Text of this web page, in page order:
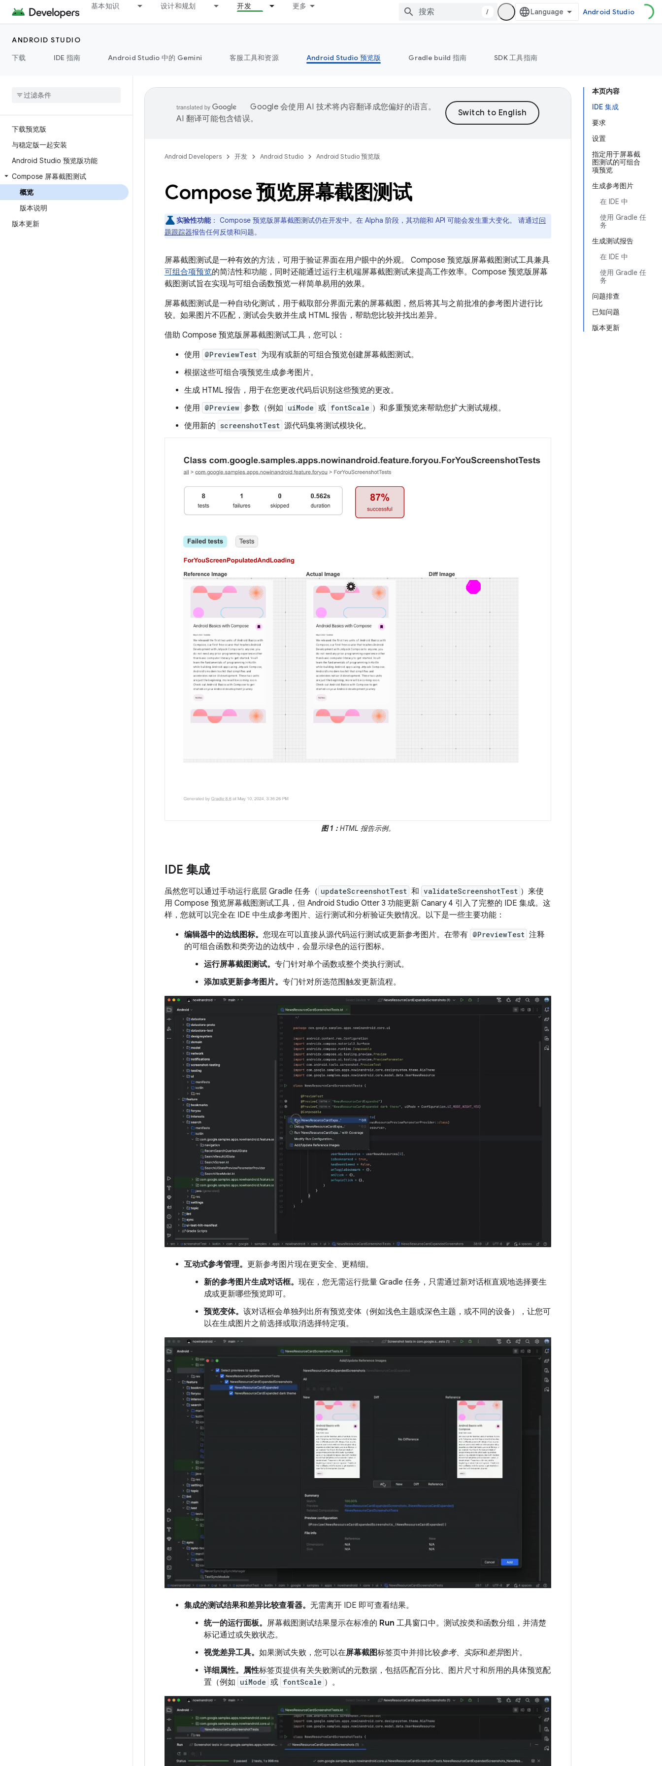
基本知识 设计和规划 开发 更多
/ Android Studio
ANDROID STUDIO
下载
IDE 指南 Android Studio 中的 Gemini 客服工具和资源 Android Studio 预览版 Gradle build 指南 SDK 工具指南
下载预览版
与稳定版一起安装
Android Studio 预览版功能
Compose 屏幕截图测试
概览
版本说明
版本更新
本页内容
IDE 集成
要求
设置
指定用于屏幕截
图测试的可组合
项预览
生成参考图片
在 IDE 中
使用 Gradle 任
务
生成测试报告
在 IDE 中
使用 Gradle 任
务
问题排查
已知问题
版本更新
Google 会使用 AI 技术将内容翻译成您偏好的语言。
AI 翻译可能包含错误。
Android Developers 开发 Android Studio Android Studio 预览版
Compose 预览屏幕截图测试
实验性功能： Compose 预览版屏幕截图测试仍在开发中。在 Alpha 阶段，其功能和 API 可能会发生重大变化。 请通过问
题跟踪器报告任何反馈和问题。
屏幕截图测试是一种有效的方法，可用于验证界面在用户眼中的外观。 Compose 预览版屏幕截图测试工具兼具
可组合项预览的简洁性和功能，同时还能通过运行主机端屏幕截图测试来提高工作效率。Compose 预览版屏幕
截图测试旨在实现与可组合函数预览一样简单易用的效果。
屏幕截图测试是一种自动化测试，用于截取部分界面元素的屏幕截图，然后将其与之前批准的参考图片进行比
较。如果图片不匹配，测试会失败并生成 HTML 报告，帮助您比较并找出差异。
借助 Compose 预览版屏幕截图测试工具，您可以：
使用 @PreviewTest 为现有或新的可组合预览创建屏幕截图测试。
根据这些可组合项预览生成参考图片。
生成 HTML 报告，用于在您更改代码后识别这些预览的更改。
使用 @Preview 参数（例如 uiMode 或 fontScale ）和多重预览来帮助您扩大测试规模。
使用新的 screenshotTest 源代码集将测试模块化。
图 1： HTML 报告示例。
IDE 集成
虽然您可以通过手动运行底层 Gradle 任务（ updateScreenshotTest 和 validateScreenshotTest ）来使
用 Compose 预览屏幕截图测试工具，但 Android Studio Otter 3 功能更新 Canary 4 引入了完整的 IDE 集成。这
样，您就可以完全在 IDE 中生成参考图片、运行测试和分析验证失败情况。以下是一些主要功能：
编辑器中的边线图标。 您现在可以直接从源代码运行测试或更新参考图片。在带有 @PreviewTest 注释
的可组合函数和类旁边的边线中，会显示绿色的运行图标。
运行屏幕截图测试。 专门针对单个函数或整个类执行测试。
添加或更新参考图片。 专门针对所选范围触发更新流程。
互动式参考管理。 更新参考图片现在更安全、更精细。
新的参考图片生成对话框。 现在，您无需运行批量 Gradle 任务，只需通过新对话框直观地选择要生
成或更新哪些预览即可。
预览变体。 该对话框会单独列出所有预览变体（例如浅色主题或深色主题，或不同的设备），让您可
以在生成图片之前选择或取消选择特定项。
集成的测试结果和差异比较查看器。 无需离开 IDE 即可查看结果。
统一的运行面板。 屏幕截图测试结果显示在标准的 Run 工具窗口中。测试按类和函数分组，并清楚
标记通过或失败状态。
视觉差异工具。 如果测试失败，您可以在屏幕截图标签页中并排比较参考、 实际和差异图片。
详细属性。 属性标签页提供有关失败测试的元数据，包括匹配百分比、图片尺寸和所用的具体预览配
置（例如 uiMode 或 fontScale ）。